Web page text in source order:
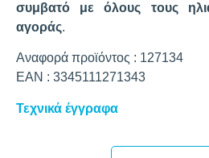
συμβατό με όλους τους
αγοράς.
Αναφορά προϊόντος : 127134
EAN : 3345111271343
Τεχνικά έγγραφα